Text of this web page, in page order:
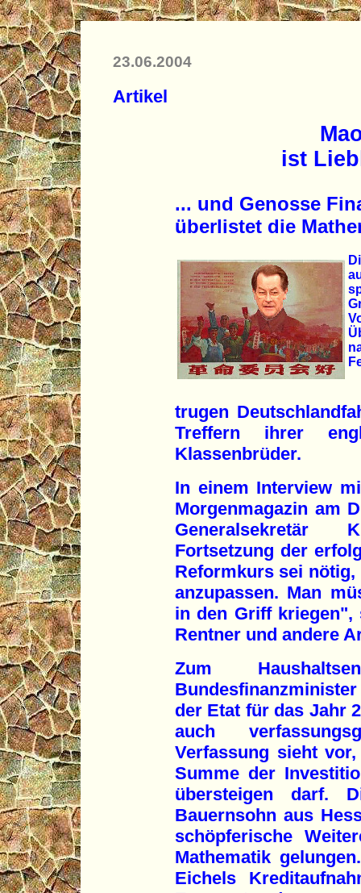
23.06.2004
Artikel
ist
... und Genosse
überlistet die
trugen
Treffern ihrer
Klassenbrüder.
In einem Interview
Morgenmagazin am
Generalsekretär
Fortsetzung der
Reformkurs sei
anzupassen. Man
in den Griff kriegen",
Rentner und andere
Zum
der Etat für das Jahr
auch
Verfassung sieht
Summe der
übersteigen darf.
Bauernsohn aus
schöpferische
Mathematik
Eichels